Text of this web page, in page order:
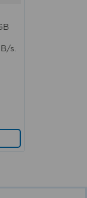
s.